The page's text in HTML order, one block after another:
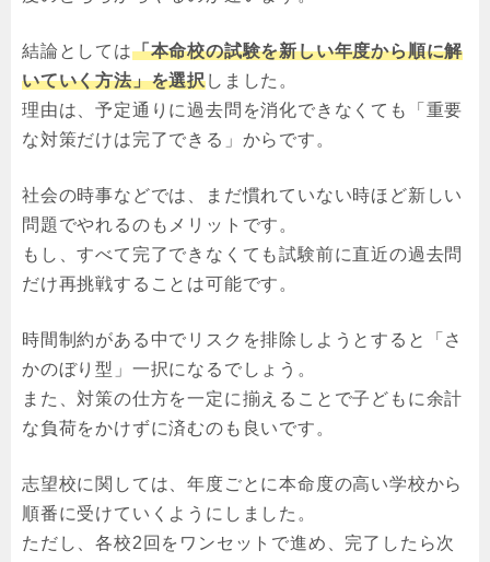
結論としては「本命校の試験を新しい年度から順に解
いていく方法」を選択しました。
理由は、予定通りに過去問を消化できなくても「重要
な対策だけは完了できる」からです。
社会の時事などでは、まだ慣れていない時ほど新しい
問題でやれるのもメリットです。
もし、すべて完了できなくても試験前に直近の過去問
だけ再挑戦することは可能です。
時間制約がある中でリスクを排除しようとすると「さ
かのぼり型」一択になるでしょう。
また、対策の仕方を一定に揃えることで子どもに余計
な負荷をかけずに済むのも良いです。
志望校に関しては、年度ごとに本命度の高い学校から
順番に受けていくようにしました。
ただし、各校2回をワンセットで進め、完了したら次